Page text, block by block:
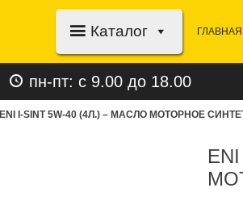
Каталог ГЛАВНАЯ
пн-пт: с 9.00 до 18.00
ENI I-SINT 5W-40 (4Л.) – МАСЛО МОТОРНОЕ